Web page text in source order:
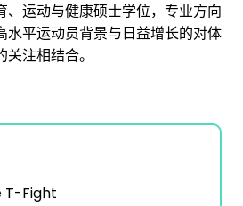
、运动与健康硕士学位，专业方向
水平运动员背景与日益增长的对体
注相结合。
T-Fight